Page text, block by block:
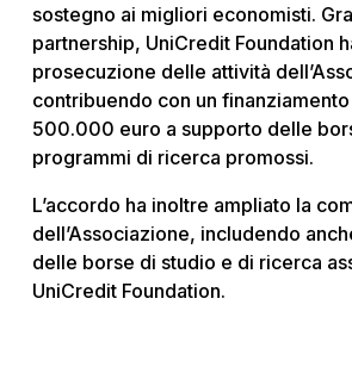
sostegno ai migliori economisti.
partnership, UniCredit Foundation
prosecuzione delle attività
contribuendo con un
500.000 euro a supporto delle
programmi di ricerca promossi.
L’accordo ha inoltre ampliato la
dell’Associazione, includendo
delle borse di studio e di ricerca
UniCredit Foundation.